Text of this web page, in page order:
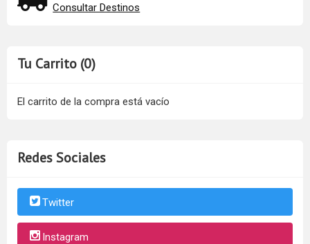
Consultar Destinos
Tu Carrito (0)
El carrito de la compra está vacío
Redes Sociales
Twitter
Instagram